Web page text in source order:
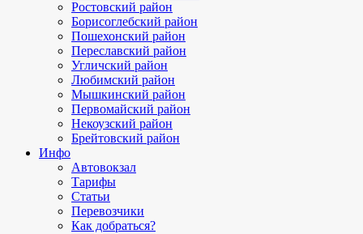
Ростовский район
Борисоглебский район
Пошехонский район
Переславский район
Угличский район
Любимский район
Мышкинский район
Первомайский район
Некоузский район
Брейтовский район
Инфо
Автовокзал
Тарифы
Статьи
Перевозчики
Как добраться?